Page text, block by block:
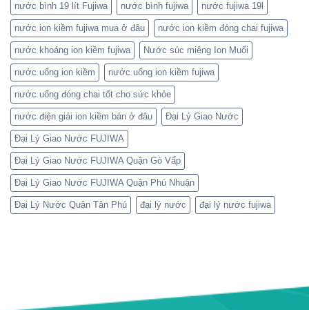
nước bình 19 lít Fujiwa nước bình fujiwa nước fujiwa 19l
nước ion kiềm fujiwa mua ở đâu nước ion kiềm đóng chai fujiwa
nước khoáng ion kiềm fujiwa Nước súc miệng Ion Muối
nước uống ion kiềm nước uống ion kiềm fujiwa
nước uống đóng chai tốt cho sức khỏe
nước điện giải ion kiềm bán ở đâu Đại Lý Giao Nước
Đại Lý Giao Nước FUJIWA
Đại Lý Giao Nước FUJIWA Quận Gò Vấp
Đại Lý Giao Nước FUJIWA Quận Phú Nhuận
Đại Lý Nước Quận Tân Phú đại lý nước đại lý nước fujiwa